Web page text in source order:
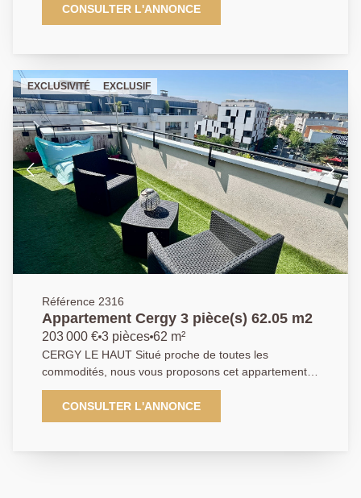
appartement modulable de 4 pièces offrant : une
entrée avec placard, un double séjour ouvrant sur une
d'ouverture, deux chambres avec placards, une salle
de bains, des WC indépendants, ainsi qu'un box en
sous-sol. Agencement idéal avec de nombreuses
possibilités. Prenez rendez-vous et concrétisez votre
rêve ! Possibilité de recréer une troisième chambre.
Classe énergétique : D. 01 84 24 09 09 Classe
énergétique : C. 01 84 24 09 09
CONSULTER L'ANNONCE
EXCLUSIVITÉ EXCLUSIF
Référence 2316
Appartement Cergy 3 pièce(s) 62.05 m2
203 000 € 3 pièces 62 m²
CERGY LE HAUT Situé proche de toutes les
commodités, nous vous proposons cet appartement 3
pièces en bon état offrant : une entrée, un séjour
donnant sur une terrasse avec vue dégagée, une
cuisine équipée, deux chambres, une salle de bains,
CONSULTER L'ANNONCE